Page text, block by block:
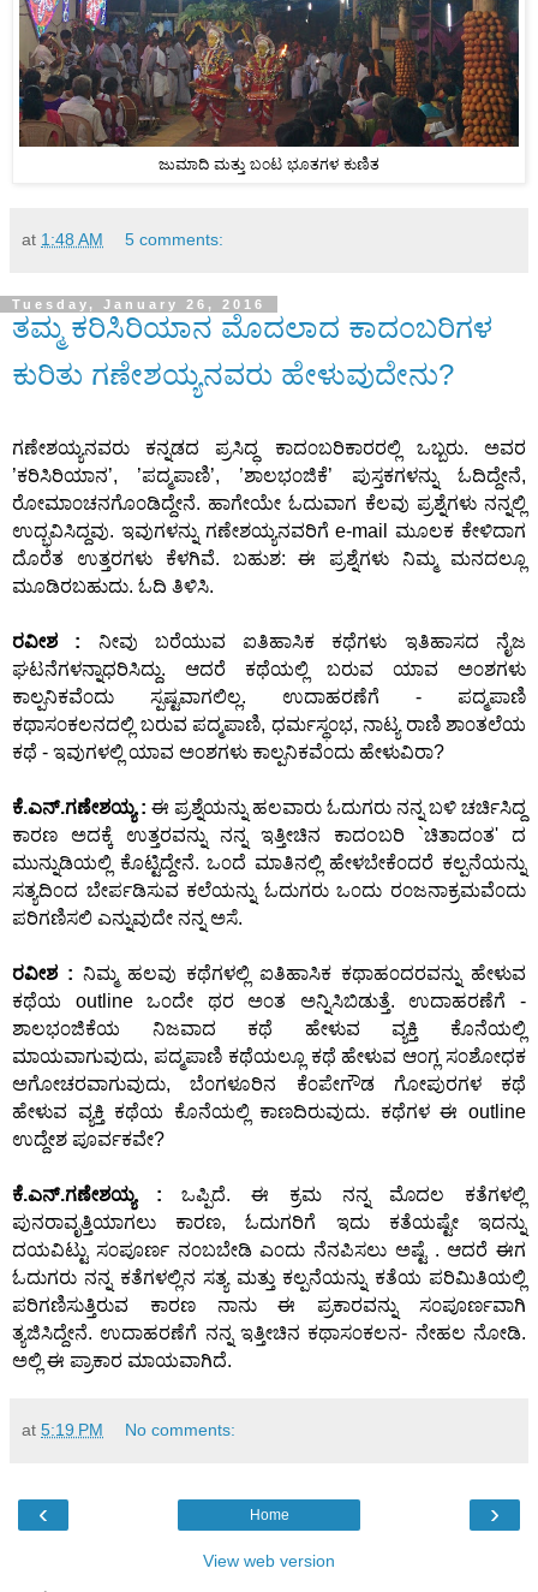
ಜುಮಾದಿ ಮತ್ತು ಬ೦ಟ ಭೂತಗಳ ಕುಣಿತ
at 1:48 AM 5 comments:
Tuesday, January 26, 2016
ತಮ್ಮ ಕರಿಸಿರಿಯಾನ ಮೊದಲಾದ ಕಾದ೦ಬರಿಗಳ
ಕುರಿತು ಗಣೇಶಯ್ಯನವರು ಹೇಳುವುದೇನು?
ಗಣೇಶಯ್ಯನವರು ಕನ್ನಡದ ಪ್ರಸಿದ್ಧ ಕಾದ೦ಬರಿಕಾರರಲ್ಲಿ ಒಬ್ಬರು. ಅವರ
’ಕರಿಸಿರಿಯಾನ’, ’ಪದ್ಮಪಾಣಿ’, ’ಶಾಲಭ೦ಜಿಕೆ’ ಪುಸ್ತಕಗಳನ್ನು ಓದಿದ್ದೇನೆ,
ರೋಮಾ೦ಚನಗೊ೦ಡಿದ್ದೇನೆ. ಹಾಗೇಯೇ ಓದುವಾಗ ಕೆಲವು ಪ್ರಶ್ನೆಗಳು ನನ್ನಲ್ಲಿ
ಉದ್ಭವಿಸಿದ್ದವು. ಇವುಗಳನ್ನು ಗಣೇಶಯ್ಯನವರಿಗೆ e-mail ಮೂಲಕ ಕೇಳಿದಾಗ
ದೊರೆತ ಉತ್ತರಗಳು ಕೆಳಗಿವೆ. ಬಹುಶ: ಈ ಪ್ರಶ್ನೆಗಳು ನಿಮ್ಮ ಮನದಲ್ಲೂ
ಮೂಡಿರಬಹುದು. ಓದಿ ತಿಳಿಸಿ.
ರವೀಶ : ನೀವು ಬರೆಯುವ ಐತಿಹಾಸಿಕ ಕಥೆಗಳು ಇತಿಹಾಸದ ನೈಜ
ಘಟನೆಗಳನ್ನಾಧರಿಸಿದ್ದು. ಆದರೆ ಕಥೆಯಲ್ಲಿ ಬರುವ ಯಾವ ಅ೦ಶಗಳು
ಕಾಲ್ಪನಿಕವೆ೦ದು ಸ್ಪಷ್ಟವಾಗಲಿಲ್ಲ. ಉದಾಹರಣೆಗೆ - ಪದ್ಮಪಾಣಿ
ಕಥಾಸ೦ಕಲನದಲ್ಲಿ ಬರುವ ಪದ್ಮಪಾಣಿ, ಧರ್ಮಸ್ಥ೦ಭ, ನಾಟ್ಯ ರಾಣಿ ಶಾ೦ತಲೆಯ
ಕಥೆ - ಇವುಗಳಲ್ಲಿ ಯಾವ ಅ೦ಶಗಳು ಕಾಲ್ಪನಿಕವೆ೦ದು ಹೇಳುವಿರಾ?
ಕೆ.ಎನ್.ಗಣೇಶಯ್ಯ : ಈ ಪ್ರಶ್ನೆಯನ್ನು ಹಲವಾರು ಓದುಗರು ನನ್ನ ಬಳಿ ಚರ್ಚಿಸಿದ್ದ
ಕಾರಣ ಅದಕ್ಕೆ ಉತ್ತರವನ್ನು ನನ್ನ ಇತ್ತೀಚಿನ ಕಾದಂಬರಿ `ಚಿತಾದ೦ತ' ದ
ಮುನ್ನುಡಿಯಲ್ಲಿ ಕೊಟ್ಟಿದ್ದೇನೆ. ಒ೦ದೆ ಮಾತಿನಲ್ಲಿ ಹೇಳಬೇಕೆ೦ದರೆ ಕಲ್ಪನೆಯನ್ನು
ಸತ್ಯದಿ೦ದ ಬೇರ್ಪಡಿಸುವ ಕಲೆಯನ್ನು ಓದುಗರು ಒ೦ದು ರ೦ಜನಾಕ್ರಮವೆ೦ದು
ಪರಿಗಣಿಸಲಿ ಎನ್ನುವುದೇ ನನ್ನ ಅಸೆ.
ರವೀಶ : ನಿಮ್ಮ ಹಲವು ಕಥೆಗಳಲ್ಲಿ ಐತಿಹಾಸಿಕ ಕಥಾಹ೦ದರವನ್ನು ಹೇಳುವ
ಕಥೆಯ outline ಒ೦ದೇ ಥರ ಅ೦ತ ಅನ್ನಿಸಿಬಿಡುತ್ತೆ. ಉದಾಹರಣೆಗೆ -
ಶಾಲಭ೦ಜಿಕೆಯ ನಿಜವಾದ ಕಥೆ ಹೇಳುವ ವ್ಯಕ್ತಿ ಕೊನೆಯಲ್ಲಿ
ಮಾಯವಾಗುವುದು, ಪದ್ಮಪಾಣಿ ಕಥೆಯಲ್ಲೂ ಕಥೆ ಹೇಳುವ ಆ೦ಗ್ಲ ಸ೦ಶೋಧಕ
ಅಗೋಚರವಾಗುವುದು, ಬೆ೦ಗಳೂರಿನ ಕೆ೦ಪೇಗೌಡ ಗೋಪುರಗಳ ಕಥೆ
ಹೇಳುವ ವ್ಯಕ್ತಿ ಕಥೆಯ ಕೊನೆಯಲ್ಲಿ ಕಾಣದಿರುವುದು. ಕಥೆಗಳ ಈ outline
ಉದ್ದೇಶ ಪೂರ್ವಕವೇ?
ಕೆ.ಎನ್.ಗಣೇಶಯ್ಯ : ಒಪ್ಪಿದೆ. ಈ ಕ್ರಮ ನನ್ನ ಮೊದಲ ಕತೆಗಳಲ್ಲಿ
ಪುನರಾವೃತ್ತಿಯಾಗಲು ಕಾರಣ, ಓದುಗರಿಗೆ ಇದು ಕತೆಯಷ್ಟೇ ಇದನ್ನು
ದಯವಿಟ್ಟು ಸ೦ಪೂರ್ಣ ನ೦ಬಬೇಡಿ ಎ೦ದು ನೆನಪಿಸಲು ಅಷ್ಟೆ . ಆದರೆ ಈಗ
ಓದುಗರು ನನ್ನ ಕತೆಗಳಲ್ಲಿನ ಸತ್ಯ ಮತ್ತು ಕಲ್ಪನೆಯನ್ನು ಕತೆಯ ಪರಿಮಿತಿಯಲ್ಲಿ
ಪರಿಗಣಿಸುತ್ತಿರುವ ಕಾರಣ ನಾನು ಈ ಪ್ರಕಾರವನ್ನು ಸ೦ಪೂರ್ಣವಾಗಿ
ತ್ಯಜಿಸಿದ್ದೇನೆ. ಉದಾಹರಣೆಗೆ ನನ್ನ ಇತ್ತೀಚಿನ ಕಥಾಸ೦ಕಲನ- ನೇಹಲ ನೋಡಿ.
ಅಲ್ಲಿ ಈ ಪ್ರಾಕಾರ ಮಾಯವಾಗಿದೆ.
at 5:19 PM No comments:
‹ ›
Home
View web version